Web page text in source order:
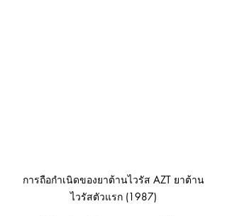
การถือกำเนิดของยาต้านไวรัส AZT ยาต้าน
ไวรัสตัวแรก (1987)